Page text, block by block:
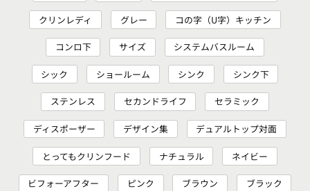
クリンレディ グレー コの字（U字）キッチン
コンロ下 サイズ システムバスルーム
シック ショールーム シンク シンク下
ステンレス セカンドライフ セラミック
ディスポーザー デザイン集 デュアルトップ対面
とってもクリンフード ナチュラル ネイビー
ビフォーアフター ピンク ブラウン ブラック